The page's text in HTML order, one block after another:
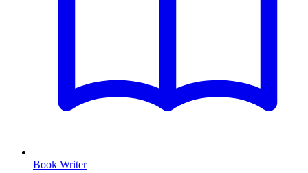
Book Writer